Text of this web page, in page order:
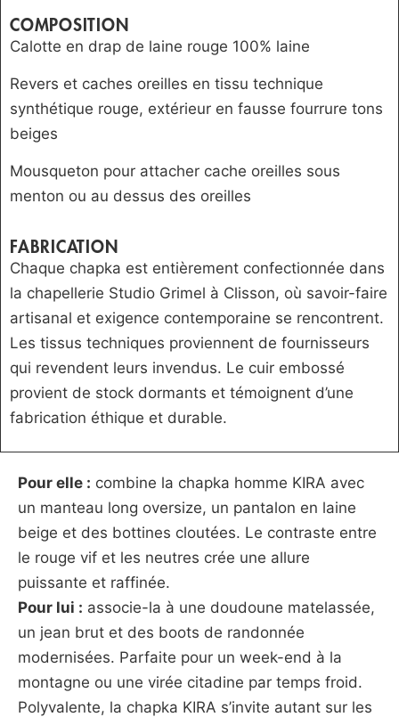
COMPOSITION
Calotte en drap de laine rouge 100% laine
Revers et caches oreilles en tissu technique
synthétique rouge, extérieur en fausse fourrure tons
beiges
Mousqueton pour attacher cache oreilles sous
menton ou au dessus des oreilles
FABRICATION
Chaque chapka est entièrement confectionnée dans
la chapellerie Studio Grimel à Clisson, où savoir-faire
artisanal et exigence contemporaine se rencontrent.
Les tissus techniques proviennent de fournisseurs
qui revendent leurs invendus. Le cuir embossé
provient de stock dormants et témoignent d’une
fabrication éthique et durable.
Pour elle : combine la chapka homme KIRA avec
un manteau long oversize, un pantalon en laine
beige et des bottines cloutées. Le contraste entre
le rouge vif et les neutres crée une allure
puissante et raffinée.
Pour lui : associe-la à une doudoune matelassée,
un jean brut et des boots de randonnée
modernisées. Parfaite pour un week-end à la
montagne ou une virée citadine par temps froid.
Polyvalente, la chapka KIRA s’invite autant sur les